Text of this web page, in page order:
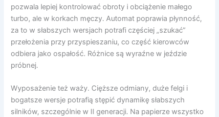
pozwala lepiej kontrolować obroty i obciążenie małego
turbo, ale w korkach męczy. Automat poprawia płynność,
za to w słabszych wersjach potrafi częściej „szukać”
przełożenia przy przyspieszaniu, co część kierowców
odbiera jako ospałość. Różnice są wyraźne w jeździe
próbnej.
Wyposażenie też waży. Cięższe odmiany, duże felgi i
bogatsze wersje potrafią stępić dynamikę słabszych
silników, szczególnie w II generacji. Na papierze wszystko